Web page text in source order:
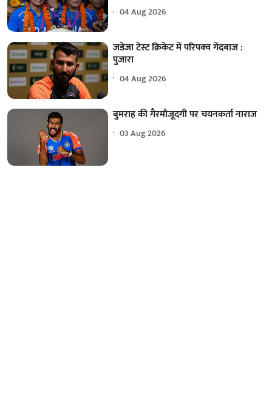
04 Aug 2026
जडेजा टेस्ट क्रिकेट में परिपक्व गेंदबाज :
पुजारा
04 Aug 2026
बुमराह की गैरमौजूदगी पर चयनकर्ता नाराज
03 Aug 2026